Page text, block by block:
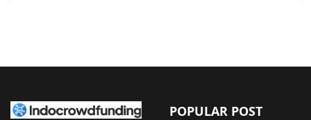
POPULAR POST